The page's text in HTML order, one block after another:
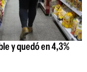
y quedó en 4,3%